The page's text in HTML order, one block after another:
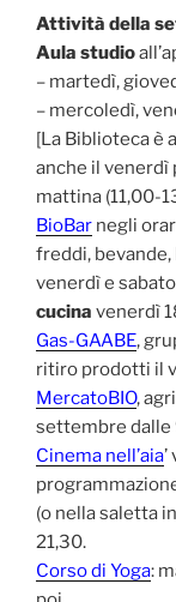
Attività della
Aula studio
– martedì,
– mercoledì,
[La Biblioteca è
anche il venerdì
mattina (11,00-
BioBar negli
freddi, bevande,
venerdì e
cucina venerdì
Gas-GAABE,
ritiro prodotti il
MercatoBIO,
settembre dalle
Cinema nell’aia
(o nella saletta
21,30.
Corso di Yoga: